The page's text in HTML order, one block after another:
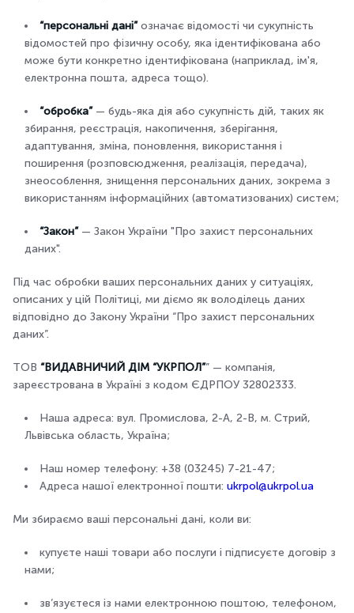
“персональні дані”означає відомості чи сукупність
відомостей про фізичну особу, яка ідентифікована або
може бути конкретно ідентифікована (наприклад, ім'я,
електронна пошта, адреса тощо).
“обробка”— будь-яка дія або сукупність дій, таких як
збирання, реєстрація, накопичення, зберігання,
адаптування, зміна, поновлення, використання і
поширення (розповсюдження, реалізація, передача),
знеособлення, знищення персональних даних, зокрема з
використанням інформаційних (автоматизованих) систем;
“Закон”— Закон України "Про захист персональних
даних".
Під час обробки ваших персональних даних у ситуаціях,
описаних у цій Політиці, ми діємо як володілець даних
відповідно до Закону України “Про захист персональних
даних”.
ТОВ “ВИДАВНИЧИЙ ДІМ “УКРПОЛ”” — компанія,
зареєстрована в Україні з кодом ЄДРПОУ 32802333.
Наша адреса: вул. Промислова, 2-А, 2-В, м. Стрий,
Львівська область, Україна;
Наш номер телефону: +38 (03245) 7-21-47;
Адреса нашої електронної пошти: ukrpol@ukrpol.ua
Ми збираємо ваші персональні дані, коли ви:
купуєте наші товари або послуги і підписуєте договір з
нами;
зв’язуєтеся із нами електронною поштою, телефоном,